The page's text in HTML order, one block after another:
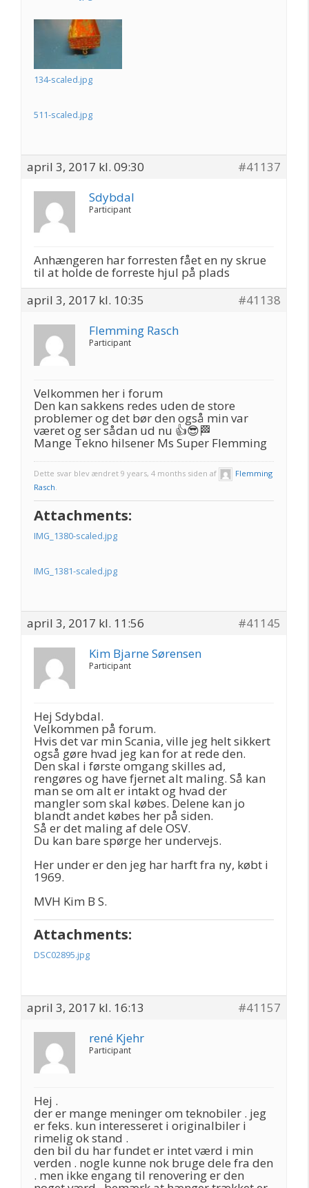
134-scaled.jpg
511-scaled.jpg
april 3, 2017 kl. 09:30
#41137
Sdybdal
Participant
Anhængeren har forresten fået en ny skrue
til at holde de forreste hjul på plads
april 3, 2017 kl. 10:35
#41138
Flemming Rasch
Participant
Velkommen her i forum
Den kan sakkens redes uden de store
problemer og det bør den også min var
været og ser sådan ud nu 👍😎🏁
Mange Tekno hilsener Ms Super Flemming
Dette svar blev ændret 9 years, 4 months siden af
Flemming
Rasch.
Attachments:
IMG_1380-scaled.jpg
IMG_1381-scaled.jpg
april 3, 2017 kl. 11:56
#41145
Kim Bjarne Sørensen
Participant
Hej Sdybdal.
Velkommen på forum.
Hvis det var min Scania, ville jeg helt sikkert
også gøre hvad jeg kan for at rede den.
Den skal i første omgang skilles ad,
rengøres og have fjernet alt maling. Så kan
man se om alt er intakt og hvad der
mangler som skal købes. Delene kan jo
blandt andet købes her på siden.
Så er det maling af dele OSV.
Du kan bare spørge her undervejs.
Her under er den jeg har harft fra ny, købt i
1969.
MVH Kim B S.
Attachments:
DSC02895.jpg
april 3, 2017 kl. 16:13
#41157
rené Kjehr
Participant
Hej .
der er mange meninger om teknobiler . jeg
er feks. kun interesseret i originalbiler i
rimelig ok stand .
den bil du har fundet er intet værd i min
verden . nogle kunne nok bruge dele fra den
. men ikke engang til renovering er den